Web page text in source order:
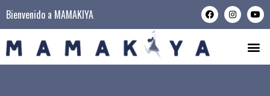
Bienvenido a MAMAKIYA